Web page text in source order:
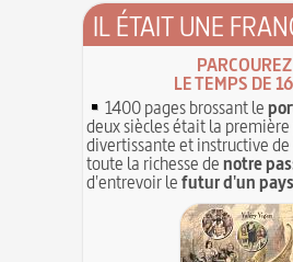
IL ÉTAIT UNE
LE TEMPS DE
1400 pages brossant le
deux siècles était la
divertissante et instructive
toute la richesse denotre
d'entrevoir lefutur d'un